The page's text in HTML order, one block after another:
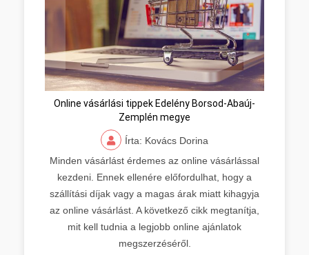
Online vásárlási tippek Edelény Borsod-Abaúj-
Zemplén megye
Írta: Kovács Dorina
Minden vásárlást érdemes az online vásárlással
kezdeni. Ennek ellenére előfordulhat, hogy a
szállítási díjak vagy a magas árak miatt kihagyja
az online vásárlást. A következő cikk megtanítja,
mit kell tudnia a legjobb online ajánlatok
megszerzéséről.